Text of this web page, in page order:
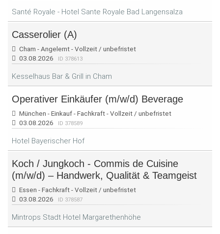
Santé Royale - Hotel Sante Royale Bad Langensalza
Casserolier (A)
Cham - Angelernt - Vollzeit / unbefristet
03.08.2026
ID 378613
Kesselhaus Bar & Grill in Cham
Operativer Einkäufer (m/w/d) Beverage
München - Einkauf - Fachkraft - Vollzeit / unbefristet
03.08.2026
ID 378589
Hotel Bayerischer Hof
Koch / Jungkoch - Commis de Cuisine
(m/w/d) – Handwerk, Qualität & Teamgeist
Essen - Fachkraft - Vollzeit / unbefristet
03.08.2026
ID 378587
Mintrops Stadt Hotel Margarethenhöhe